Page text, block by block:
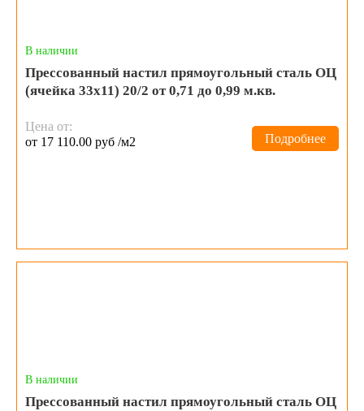
В наличии
Прессованный настил прямоугольный сталь ОЦ
(ячейка 33х11) 20/2 от 0,71 до 0,99 м.кв.
Цена от:
от 17 110.00 руб /м2
Подробнее
В наличии
Прессованный настил прямоугольный сталь ОЦ